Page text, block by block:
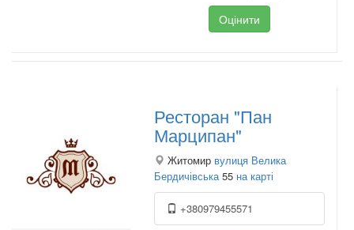
Оцінити
Ресторан "Пан
Марципан"
Житомир вулиця Велика
Бердичівська55 на карті
+380979455571